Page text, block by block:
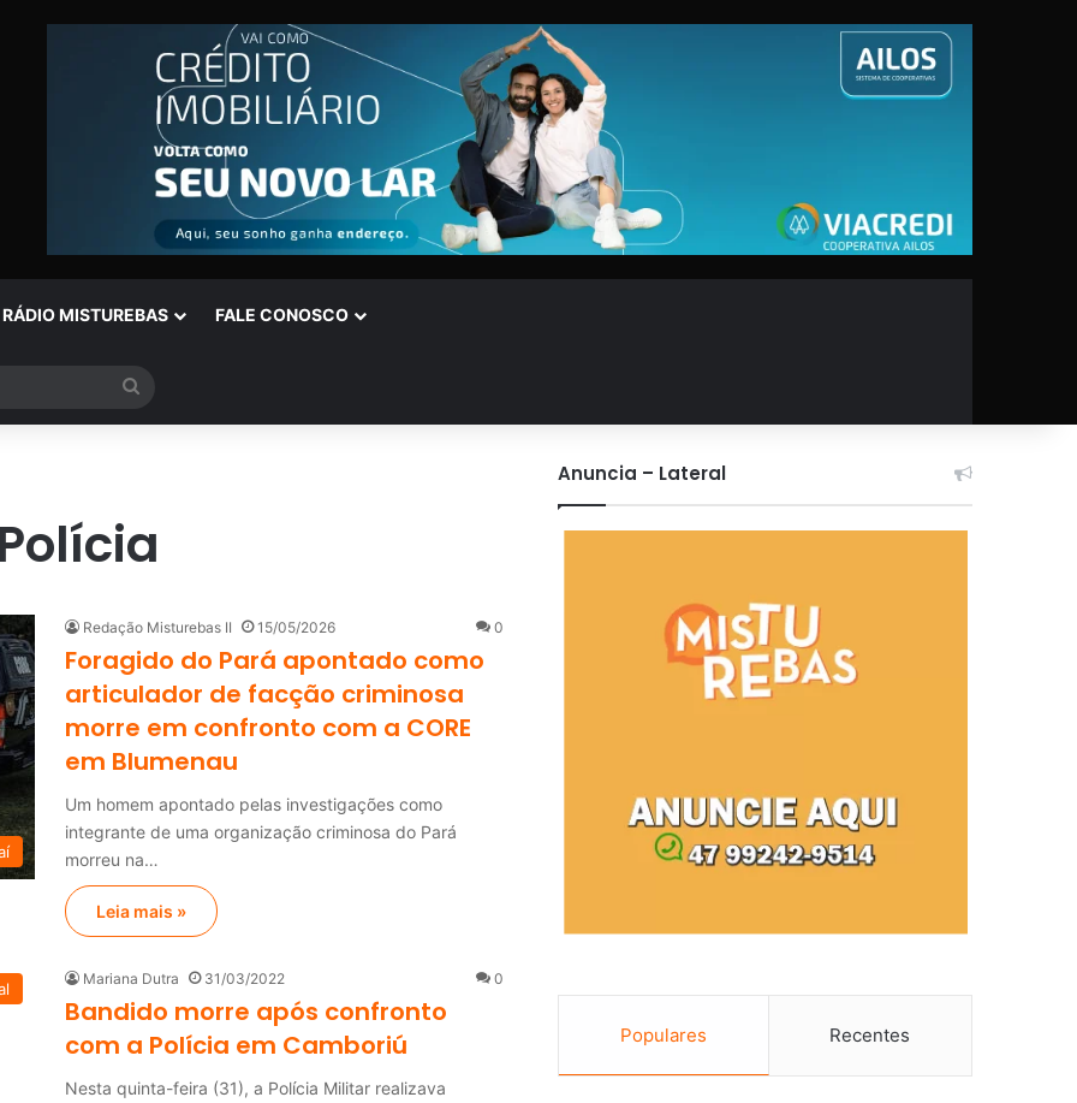
RÁDIO MISTUREBAS FALE CONOSCO
por
Redação Misturebas II 15/05/2026 0
Foragido do Pará apontado como
articulador de facção criminosa
morre em confronto com a CORE
em Blumenau
Um homem apontado pelas investigações como
integrante de uma organização criminosa do Pará
morreu na…
Leia mais »
Mariana Dutra 31/03/2022 0
Bandido morre após confronto
com a Polícia em Camboriú
Nesta quinta-feira (31), a Polícia Militar realizava
Anuncia – Lateral
Populares Recentes